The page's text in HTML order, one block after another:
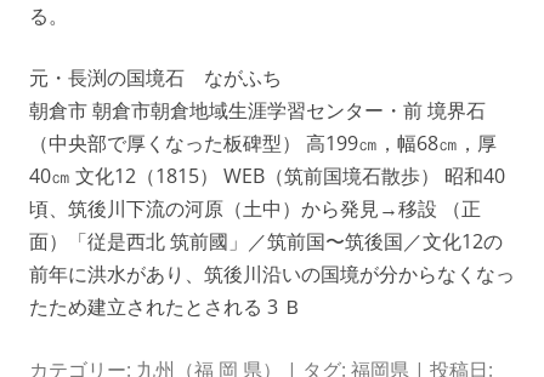
る。
元・長渕の国境石 ながふち
朝倉市 朝倉市朝倉地域生涯学習センター・前 境界石
（中央部で厚くなった板碑型） 高199㎝，幅68㎝，厚
40㎝ 文化12（1815） WEB（筑前国境石散歩） 昭和40
頃、筑後川下流の河原（土中）から発見→移設 （正
面）「従是西北 筑前國」／筑前国〜筑後国／文化12の
前年に洪水があり、筑後川沿いの国境が分からなくなっ
たため建立されたとされる 3 Ｂ
カテゴリー: 九州（福 岡 県） | タグ: 福岡県 | 投稿日: